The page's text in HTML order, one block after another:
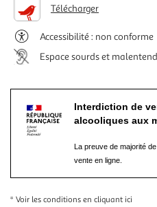
Télécharger
Accessibilité : non conforme
Espace sourds et
Interdiction de
alcooliques aux
La preuve de majorité
vente en ligne.
* Voir les conditions en cliquant ici